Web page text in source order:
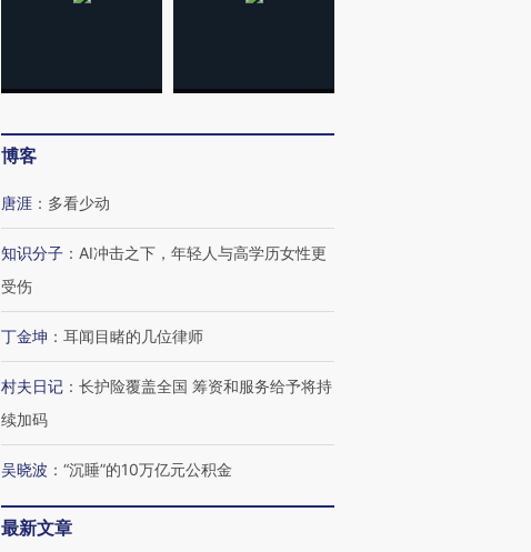
博客
唐涯 ： 多看少动
知识分子 ： AI冲击之下，年轻人与高学历女性更
受伤
丁金坤 ： 耳闻目睹的几位律师
村夫日记 ： 长护险覆盖全国 筹资和服务给予将持
续加码
吴晓波 ： “沉睡”的10万亿元公积金
最新文章